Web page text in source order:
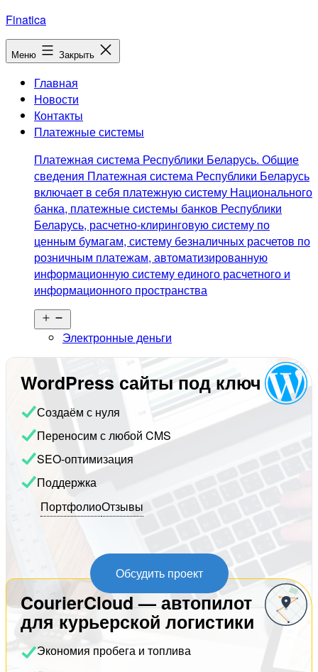
Перейти
к
содержимому
Finatica
Меню Закрыть
Главная
Новости
Контакты
Платежные системы
Платежная система Республики Беларусь. Общие
сведения Платежная система Республики Беларусь
включает в себя платежную систему Национального
банка, платежные системы банков Республики
Беларусь, расчетно-клиринговую систему по
ценным бумагам, систему безналичных расчетов по
розничным платежам, автоматизированную
информационную систему единого расчетного и
информационного пространства
меню
Электронные деньги
WordPress сайты под ключ
Создаём с нуля
Переносим с любой CMS
SEO-оптимизация
Поддержка
ПортфолиоОтзывы
Обсудить проект
CourierCloud — автопилот
для курьерской логистики
Экономия пробега и топлива